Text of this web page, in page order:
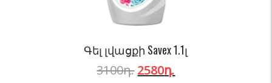
Գել լվացքի Savex 1.1լ
3100դ. 2580դ.